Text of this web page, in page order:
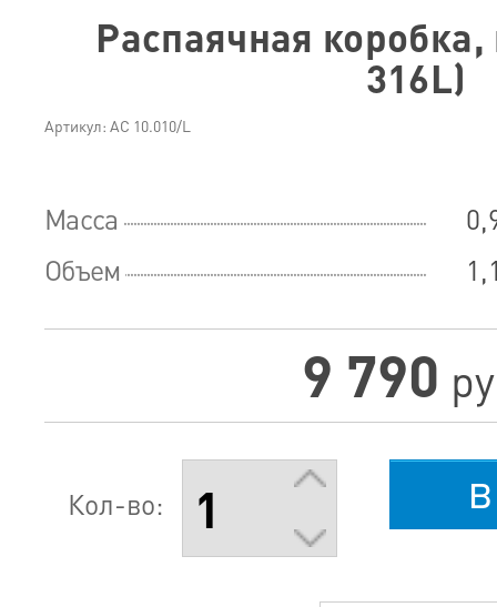
Распаячная коробка,
316L)
Артикул: АС 10.010/L
Масса
Объем
9 790
Кол-во: